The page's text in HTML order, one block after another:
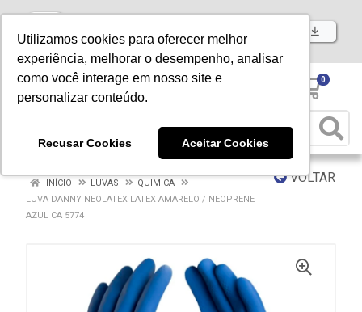
Utilizamos cookies para oferecer melhor
experiência, melhorar o desempenho, analisar
como você interage em nosso site e
personalizar conteúdo.
Recusar Cookies Aceitar Cookies
Baixe já nosso APP
0
VOLTAR
INÍCIO LUVAS
QUIMICA
LUVA DANNY NEOLATEX LATEX AMARELO / NEOPRENE
AZUL CA 5774